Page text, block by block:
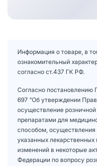
Информация о товаре, в
ознакомительный
согласно ст.437 ГК РФ.
Согласно постановлению
697 "Об утверждении
осуществление
препаратами для
способом, осуществления
указанных
изменений в некоторые
Федерации по вопросу